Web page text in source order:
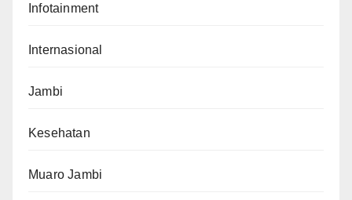
Infotainment
Internasional
Jambi
Kesehatan
Muaro Jambi